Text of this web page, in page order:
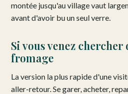
montée jusqu'au village vaut
avant d'avoir bu un seul verre.
Si vous venez chercher
fromage
La version la plus rapide d'une
aller-retour. Se garer, acheter,